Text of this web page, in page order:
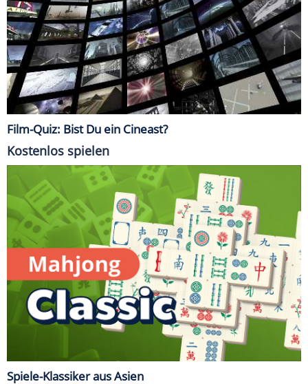
Film-Quiz: Bist Du ein Cineast?
Kostenlos spielen
Spiele-Klassiker aus Asien